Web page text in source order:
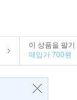
이 상품을 팔기
매입가 700원